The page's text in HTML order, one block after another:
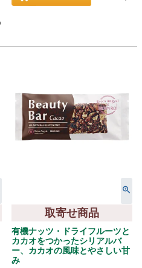
取寄せ商品
有機ナッツ・ドライフルーツと
カカオをつかったシリアルバ
ー、カカオの風味とやさしい甘
み